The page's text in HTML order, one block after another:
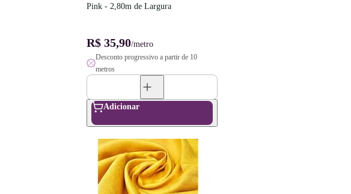
Pink - 2,80m de Largura
R$ 35,90/metro
Desconto progressivo a partir de 10
metros
Adicionar